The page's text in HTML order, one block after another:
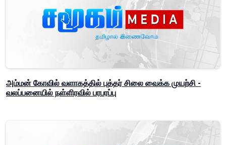
அம்மன் கோவில் வளாகத்தில் புத்தர் சிலை வைக்க முயற்சி -
வலப்பனையில் நள்ளிரவில் பரபரப்பு